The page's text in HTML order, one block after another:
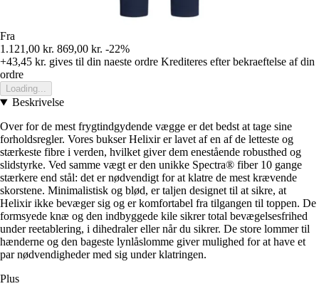
Fra
1.121,00 kr. 869,00 kr. -22%
+43,45 kr. gives til din naeste ordre Krediteres efter bekraeftelse af din
ordre
Loading...
Beskrivelse
Over for de mest frygtindgydende vægge er det bedst at tage sine
forholdsregler. Vores bukser Helixir er lavet af en af de letteste og
stærkeste fibre i verden, hvilket giver dem enestående robusthed og
slidstyrke. Ved samme vægt er den unikke Spectra® fiber 10 gange
stærkere end stål: det er nødvendigt for at klatre de mest krævende
skorstene. Minimalistisk og blød, er taljen designet til at sikre, at
Helixir ikke bevæger sig og er komfortabel fra tilgangen til toppen. De
formsyede knæ og den indbyggede kile sikrer total bevægelsesfrihed
under reetablering, i dihedraler eller når du sikrer. De store lommer til
hænderne og den bageste lynlåslomme giver mulighed for at have et
par nødvendigheder med sig under klatringen.
Plus